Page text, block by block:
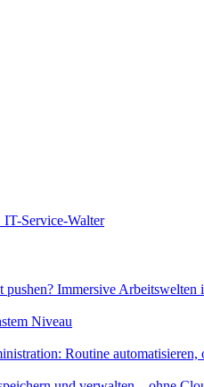
Immersive Arbeitswelten
Niveau
Routine automatisieren,